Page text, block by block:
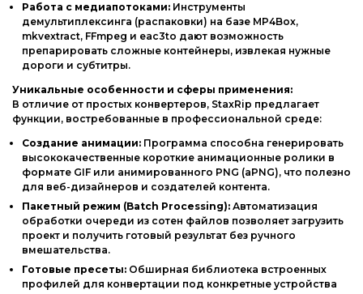
Работа с медиапотоками: Инструменты
демультиплексинга (распаковки) на базе MP4Box,
mkvextract, FFmpeg и eac3to дают возможность
препарировать сложные контейнеры, извлекая нужные
дороги и субтитры.
Уникальные особенности и сферы применения:
В отличие от простых конвертеров, StaxRip предлагает
функции, востребованные в профессиональной среде:
Создание анимации: Программа способна генерировать
высококачественные короткие анимационные ролики в
формате GIF или анимированного PNG (aPNG), что полезно
для веб-дизайнеров и создателей контента.
Пакетный режим (Batch Processing): Автоматизация
обработки очереди из сотен файлов позволяет загрузить
проект и получить готовый результат без ручного
вмешательства.
Готовые пресеты: Обширная библиотека встроенных
профилей для конвертации под конкретные устройства